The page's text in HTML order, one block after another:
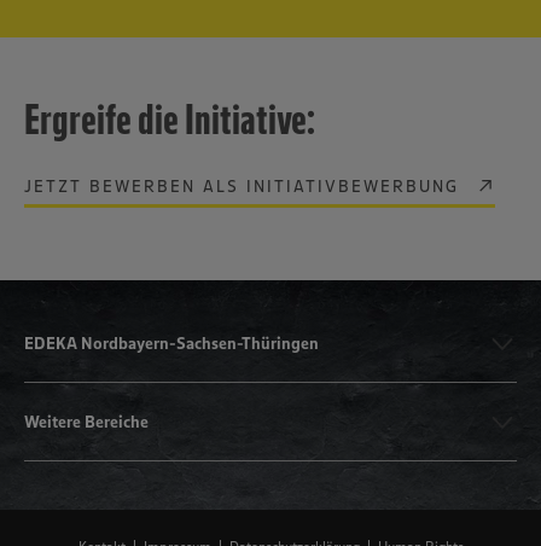
Ergreife die Initiative:
JETZT BEWERBEN ALS INITIATIVBEWERBUNG
EDEKA Nordbayern-Sachsen-Thüringen
Weitere Bereiche